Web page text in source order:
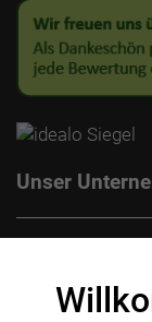
Unser
Datenschutz